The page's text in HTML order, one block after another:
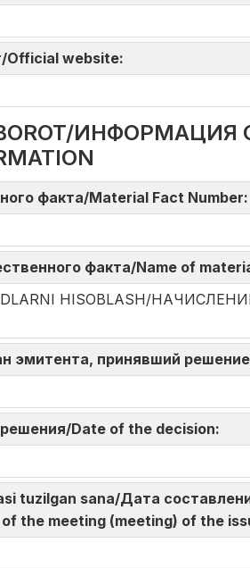
Official website:
факта/Material Fact Number:
факта/Name of
HISOBLASH/
эмитента, принявший
Date of the decision:
tuzilgan sana/Дата
the meeting (meeting) of the